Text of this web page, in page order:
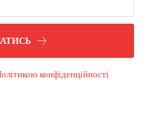
конфіденційності